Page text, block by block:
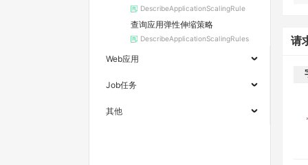
DescribeApplicationScalingRule
查询应用弹性伸缩策略
DescribeApplicationScalingRules
Web应用
Job任务
其他
请